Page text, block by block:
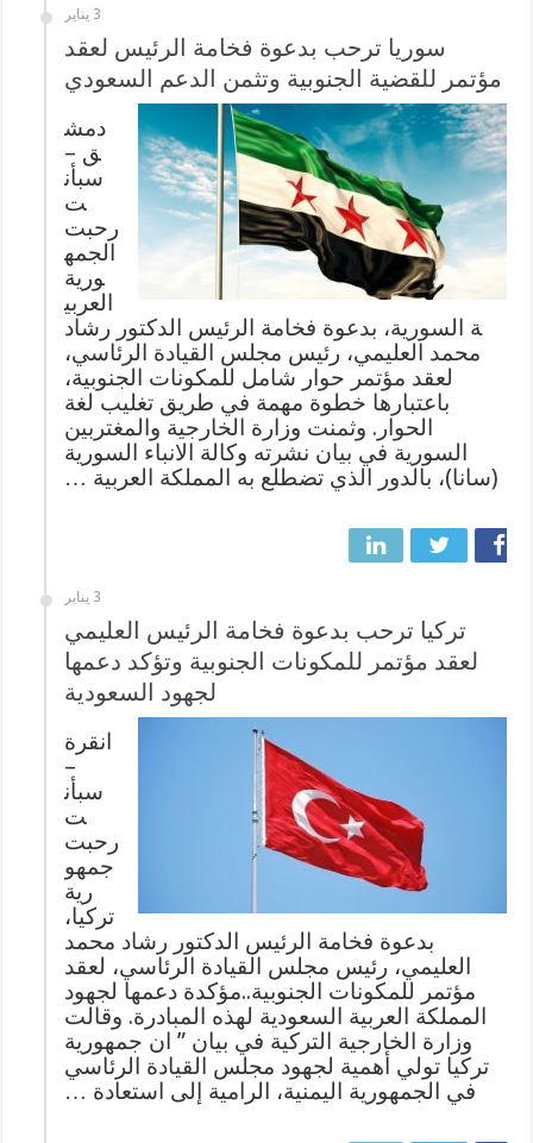
3 يناير
سوريا ترحب بدعوة فخامة الرئيس لعقد
مؤتمر للقضية الجنوبية وتثمن الدعم السعودي
دمش
ق –
سبأن
ت
رحبت
الجمه
ورية
العربي
ة السورية، بدعوة فخامة الرئيس الدكتور رشاد
محمد العليمي، رئيس مجلس القيادة الرئاسي،
لعقد مؤتمر حوار شامل للمكونات الجنوبية،
باعتبارها خطوة مهمة في طريق تغليب لغة
الحوار. وثمنت وزارة الخارجية والمغتربين
السورية في بيان نشرته وكالة الانباء السورية
(سانا)، بالدور الذي تضطلع به المملكة العربية …
3 يناير
تركيا ترحب بدعوة فخامة الرئيس العليمي
لعقد مؤتمر للمكونات الجنوبية وتؤكد دعمها
لجهود السعودية
انقرة
–
سبأن
ت
رحبت
جمهو
رية
تركيا،
بدعوة فخامة الرئيس الدكتور رشاد محمد
العليمي، رئيس مجلس القيادة الرئاسي، لعقد
مؤتمر للمكونات الجنوبية..مؤكدة دعمها لجهود
المملكة العربية السعودية لهذه المبادرة. وقالت
وزارة الخارجية التركية في بيان ” ان جمهورية
تركيا تولي أهمية لجهود مجلس القيادة الرئاسي
في الجمهورية اليمنية، الرامية إلى استعادة …